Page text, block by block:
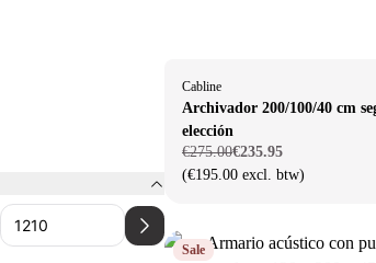
Cabline
Archivador 200/100/40 cm
elección
€275.00€235.95
(€195.00 excl. btw)
Sale